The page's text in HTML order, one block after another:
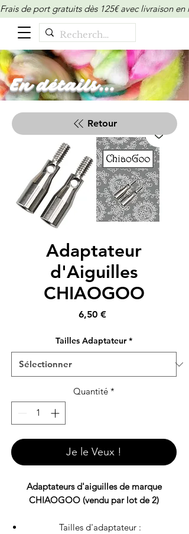
Frais de port gratuits dès 125€ avec livraison
En détails...
Adaptateur
d'Aiguilles
CHIAOGOO
6,50 €Prix
Tailles Adaptateur *
Quantité *
Je le Veux !
Adaptateurs d'aiguilles de marque
CHIAOGOO (vendu par lot de 2)
Tailles d'adaptateur :
Retour